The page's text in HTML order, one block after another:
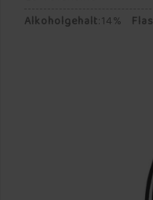
Alkoholgehalt:14%